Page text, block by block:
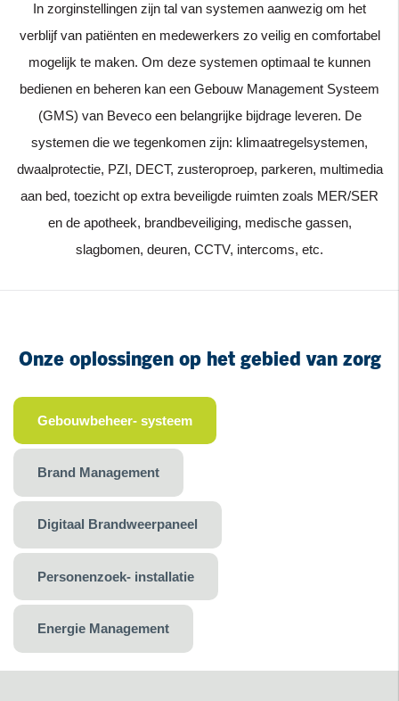
In zorginstellingen zijn tal van systemen aanwezig om het
verblijf van patiënten en medewerkers zo veilig en comfortabel
mogelijk te maken. Om deze systemen optimaal te kunnen
bedienen en beheren kan een Gebouw Management Systeem
(GMS) van Beveco een belangrijke bijdrage leveren. De
systemen die we tegenkomen zijn: klimaatregelsystemen,
dwaalprotectie, PZI, DECT, zusteroproep, parkeren, multimedia
aan bed, toezicht op extra beveiligde ruimten zoals MER/SER
en de apotheek, brandbeveiliging, medische gassen,
slagbomen, deuren, CCTV, intercoms, etc.
Onze oplossingen op het gebied van zorg
Gebouwbeheer- systeem
Brand Management
Digitaal Brandweerpaneel
Personenzoek- installatie
Energie Management